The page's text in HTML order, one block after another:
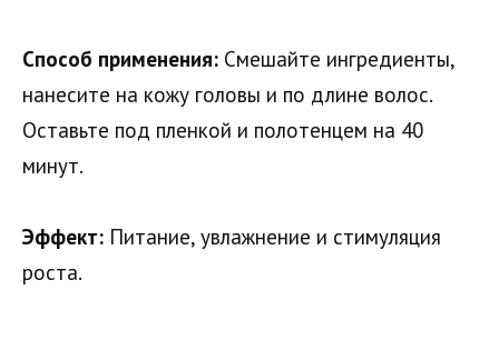
Способ применения: Смешайте ингредиенты,
нанесите на кожу головы и по длине волос.
Оставьте под пленкой и полотенцем на 40
минут.
Эффект: Питание, увлажнение и стимуляция
роста.